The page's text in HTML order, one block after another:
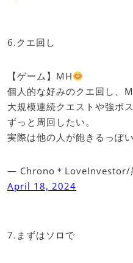
6.クエ回し
【ゲーム】MH
個人的な好みのクエ回し、
大規模連続クエストや強ボ
ずっと周回したい。
実際は他の人が飽きるっぽい
— Chrono＊LoveInvestor/
April 18, 2024
7.まずはソロで